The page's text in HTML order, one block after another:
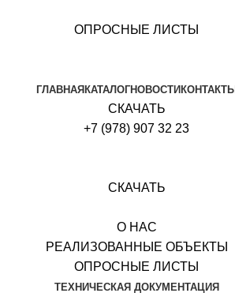
ОПРОСНЫЕ ЛИСТЫ
ГЛАВНАЯ КАТАЛОГНОВОСТИ КОНТАКТЫ
СКАЧАТЬ
+7 (978) 907 32 23
СКАЧАТЬ
О НАС
РЕАЛИЗОВАННЫЕ ОБЪЕКТЫ
ОПРОСНЫЕ ЛИСТЫ
ТЕХНИЧЕСКАЯ ДОКУМЕНТАЦИЯ